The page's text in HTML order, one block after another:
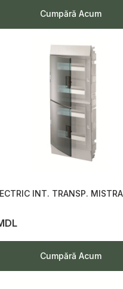
Cumpără Acum
INT. TRANSP.
Cumpără Acum